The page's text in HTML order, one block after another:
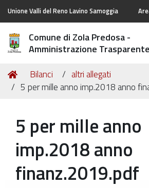
Unione Valli del Reno Lavino Samoggia
Comune di Zola Predosa -
Amministrazione Trasparente
Tu
sei
Home
Bilanci
altri allegati
5 per mille anno imp.2018 anno
5 per mille anno
imp.2018 anno
finanz.2019.pdf